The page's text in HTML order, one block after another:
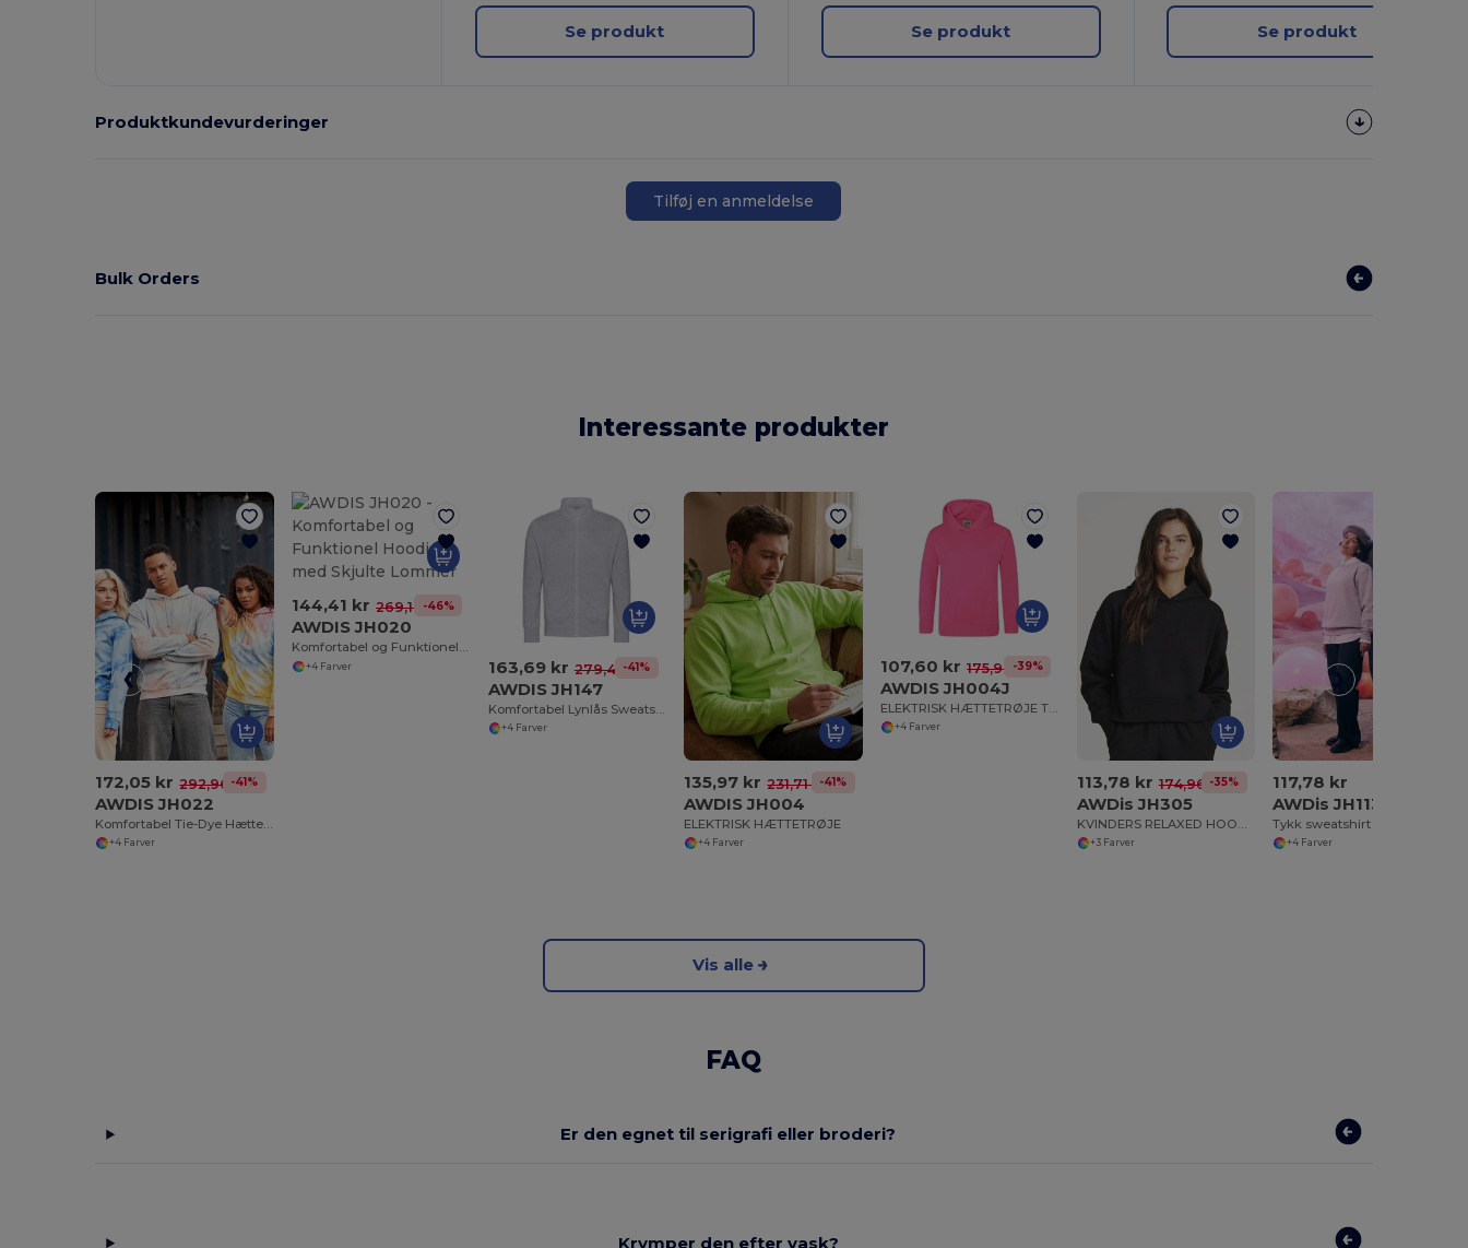
Se produkt Se produkt Se produkt
Produktkundevurderinger
Tilføj en anmeldelse
Bulk Orders
Interessante produkter
172,05 kr 292,96 kr
-41%
AWDIS JH022
+4 Farver
144,41 kr 269,10 kr
-46%
AWDIS JH020
Komfortabel og Funktionel Hoodie med Skjulte Lommer
+4 Farver 163,69 kr 279,43 kr
-41%
AWDIS JH147
Komfortabel Lynlås Sweatshirt med Ribkanter
+4 Farver
135,97 kr 231,71 kr-41%
AWDIS JH004
ELEKTRISK HÆTTETRØJE
+4 Farver
107,60 kr 175,98 kr
-39%
AWDIS JH004J
+4 Farver
113,78 kr 174,96 kr-35%
AWDis JH305
+3 Farver
117,78 kr
AWDis JH113
+4 Farver
Vis alle
FAQ
Er den egnet til serigrafi eller broderi?
Krymper den efter vask?